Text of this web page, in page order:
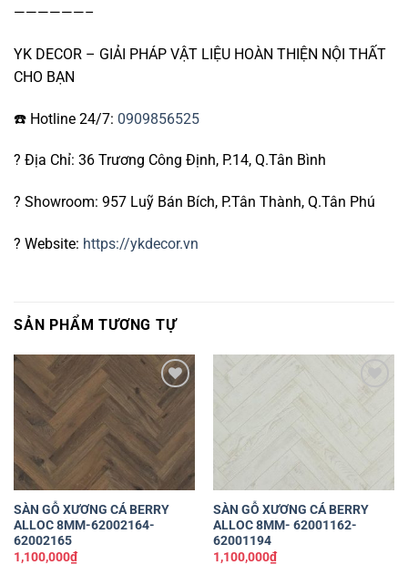
——————–
YK DECOR – GIẢI PHÁP VẬT LIỆU HOÀN THIỆN NỘI THẤT
CHO BẠN
☎️ Hotline 24/7: 0909856525
? Địa Chỉ: 36 Trương Công Định, P.14, Q.Tân Bình
? Showroom: 957 Luỹ Bán Bích, P.Tân Thành, Q.Tân Phú
? Website: https://ykdecor.vn
SẢN PHẨM TƯƠNG TỰ
Yêu
thích
SÀN GỖ XƯƠNG CÁ BERRY
ALLOC 8MM-62002164-
62002165
1,100,000₫
SÀN GỖ XƯƠNG CÁ BERRY
ALLOC 8MM- 62001162-
62001194
1,100,000₫